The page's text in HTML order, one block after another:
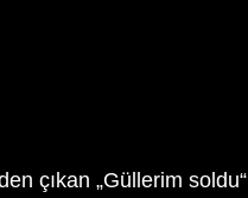
çıkan „Güllerim soldu“